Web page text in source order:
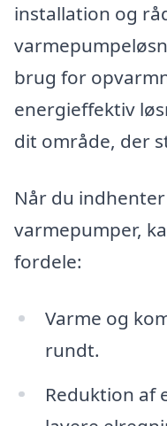
installation og
brug for
energieffektiv
dit område, der
Når du
varmepumper,
fordele:
Varme og
rundt.
Reduktion af